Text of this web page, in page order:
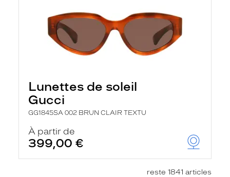
Lunettes de soleil
Gucci
GG1845SA 002 BRUN CLAIR TEXTU
À partir de
399,00 €
reste 1841 articles